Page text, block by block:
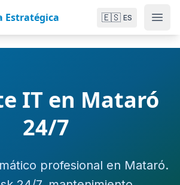
Estratégica 🇪🇸 ES
IT en Mataró
24/7
profesional en Mataró.